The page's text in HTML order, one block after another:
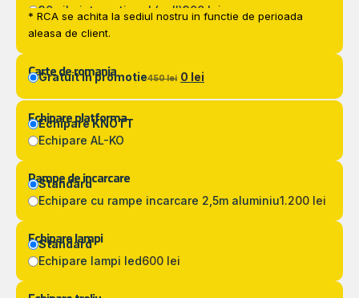
30 zile international (zoll)300 lei
* RCA se achita la sediul nostru in functie de perioada
aleasa de client.
Carte de romania
Gratuit in promotie450 lei 0 lei
Echipare platforma
Echipare KNOTT
Echipare AL-KO
Rampe de incarcare
Standard
Echipare cu rampe incarcare 2,5m aluminiu1.200 lei
Echipare lampi
Standard
Echipare lampi led600 lei